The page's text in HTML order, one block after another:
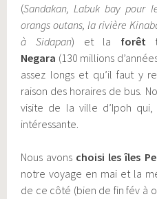
(Sandakan, Labuk bay pour
orangs outans, la rivière
à Sidapan) et la forêt
Negara (130 millions
assez longs et qu’il faut y
raison des horaires de bus.
visite de la ville d’Ipoh qui,
intéressante.
Nous avons choisi les îles
notre voyage en mai et la
de ce côté (bien de fin fév à